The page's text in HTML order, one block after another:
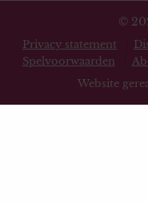
©
Privacy statement
Spelvoorwaarden
Website